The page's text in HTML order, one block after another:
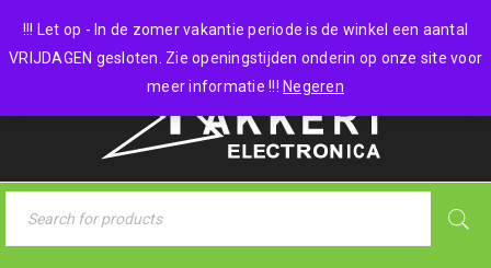
!!! Let op - In de zomer vakantie periode is de winkel een aantal
VRIJDAGEN gesloten. Zie openingstijden onderin op onze site voor
meer informatie !!! Negeren
0 items - €0,00